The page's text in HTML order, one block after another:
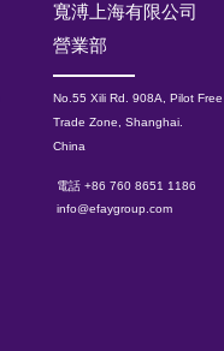
寬溥上海有限公司
營業部
No.55 Xili Rd. 908A, Pilot Free
Trade Zone, Shanghai.
China
電話 +86 760 8651 1186
info@efaygroup.com